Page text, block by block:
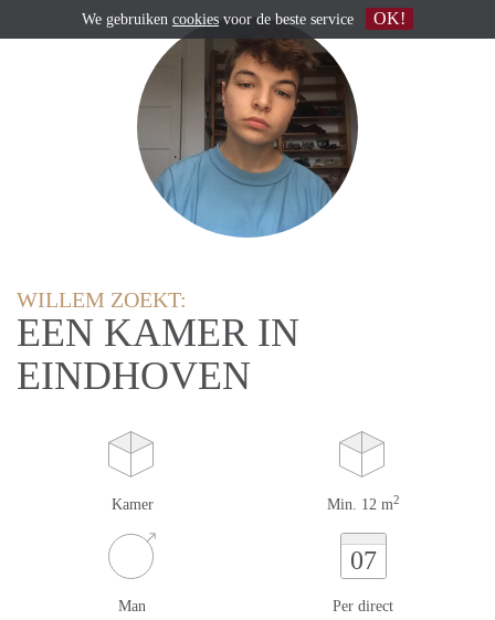
WILLEM ZOEKT:
EEN KAMER IN
EINDHOVEN
Kamer Min. 12 m2
Man
07
Per direct
We gebruiken cookies voor de beste service OK!